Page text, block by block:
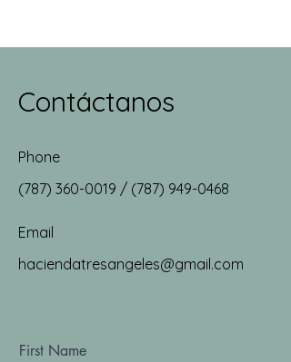
Contáctanos
Phone
(787) 360-0019 / (787) 949-0468
Email
haciendatresangeles@gmail.com
First Name